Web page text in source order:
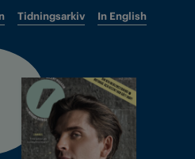
Tidningsarkiv In English